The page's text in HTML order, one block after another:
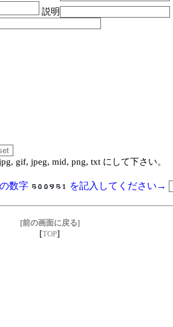
説明
gif, jpeg, mid, png, txt にして下さい。
数字 を記入してください→
[前の画面に戻る]
[TOP]